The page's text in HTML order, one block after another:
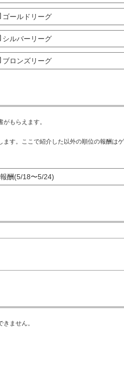
ゴールドリーグ
シルバーリーグ
ブロンズリーグ
もらえます。
ます。ここで紹介した以外の順位の報酬は
報酬(5/18〜5/24)
ません。